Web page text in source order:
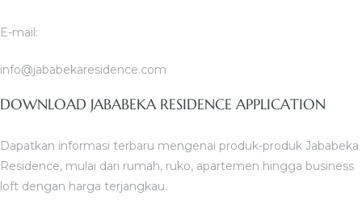
E-mail:
info@jababekaresidence.com
DOWNLOAD JABABEKA RESIDENCE APPLICATION
Dapatkan informasi terbaru mengenai produk-produk Jababeka
Residence, mulai dari rumah, ruko, apartemen hingga business
loft dengan harga terjangkau.